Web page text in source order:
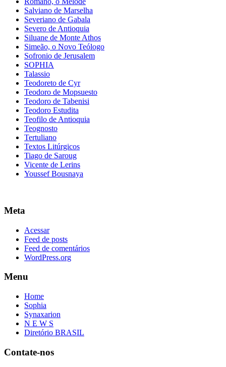
Salviano de Marselha
Severiano de Gabala
Severo de Antioquia
Siluane de Monte Athos
Simeão, o Novo Teólogo
Sofronio de Jerusalem
SOPHIA
Talassio
Teodoreto de Cyr
Teodoro de Mopsuesto
Teodoro de Tabenisi
Teodoro Estudita
Teofilo de Antioquia
Teognosto
Tertuliano
Textos Litúrgicos
Tiago de Saroug
Vicente de Lerins
Youssef Bousnaya
Meta
Acessar
Feed de posts
Feed de comentários
WordPress.org
Menu
Home
Sophia
Synaxarion
N E W S
Diretório BRASIL
Contate-nos